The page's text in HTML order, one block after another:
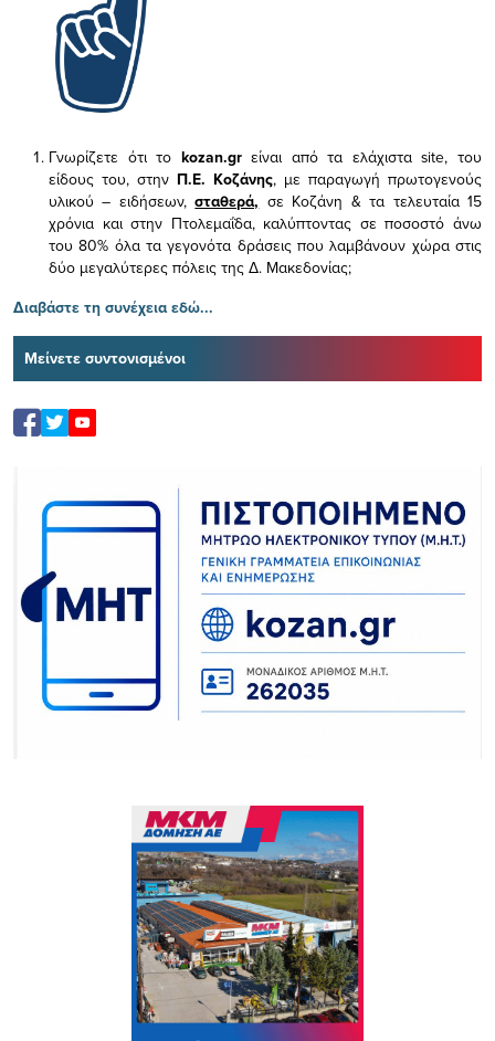
Γνωρίζετε ότι το kozan.gr είναι από τα ελάχισταsite, του
είδους του, στην Π.Ε. Κοζάνης, με παραγωγή πρωτογενούς
υλικού – ειδήσεων,σταθερά, σε Κοζάνη & τα τελευταία 15
χρόνια και στην Πτολεμαΐδα, καλύπτοντας σε ποσοστό άνω
του 80% όλα τα γεγονότα δράσεις που λαμβάνουν χώρα στις
δύο μεγαλύτερες πόλεις της Δ. Μακεδονίας;
Διαβάστε τη συνέχεια εδώ...
Μείνετε συντονισμένοι